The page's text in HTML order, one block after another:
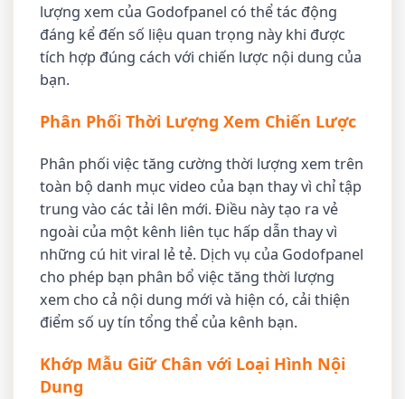
lượng xem của Godofpanel có thể tác động
đáng kể đến số liệu quan trọng này khi được
tích hợp đúng cách với chiến lược nội dung của
bạn.
Phân Phối Thời Lượng Xem Chiến Lược
Phân phối việc tăng cường thời lượng xem trên
toàn bộ danh mục video của bạn thay vì chỉ tập
trung vào các tải lên mới. Điều này tạo ra vẻ
ngoài của một kênh liên tục hấp dẫn thay vì
những cú hit viral lẻ tẻ. Dịch vụ của Godofpanel
cho phép bạn phân bổ việc tăng thời lượng
xem cho cả nội dung mới và hiện có, cải thiện
điểm số uy tín tổng thể của kênh bạn.
Khớp Mẫu Giữ Chân với Loại Hình Nội
Dung